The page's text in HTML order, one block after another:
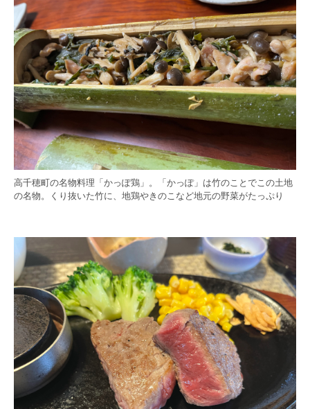
高千穂町の名物料理「かっぽ鶏」。「かっぽ」は竹のことでこの土地
の名物。くり抜いた竹に、地鶏やきのこなど地元の野菜がたっぷり